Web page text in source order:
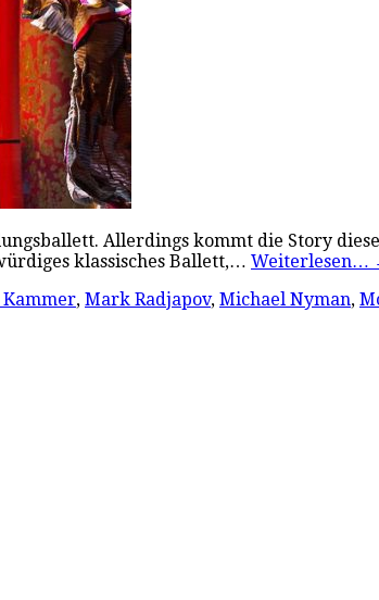
Allerdings kommt die Story
klassisches Ballett,… Weiterlesen…
, Mark Radjapov, Michael Nyman,